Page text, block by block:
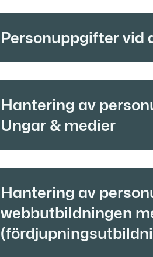
Personuppgifter vid
Hantering av
Ungar & medier
Hantering av
webbutbildningen